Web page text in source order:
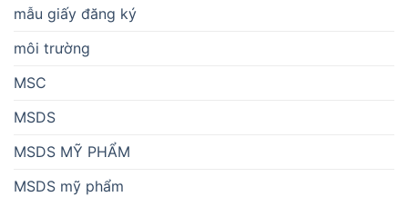
mẫu giấy đăng ký
môi trường
MSC
MSDS
MSDS MỸ PHẨM
MSDS mỹ phẩm